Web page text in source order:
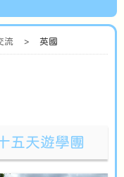
流 > 英國
五天遊學團